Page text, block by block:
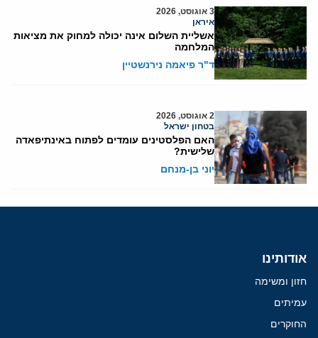
3 אוגוסט, 2026
איראן
אשליית השלום אינה יכולה למחוק את מציאות
המלחמה
ד"ר פיאמה נירנשטיין
2 אוגוסט, 2026
בטחון ישראל
האם הפלסטינים עומדים לפתוח באינתיפאדה
שלישית?
יוני בן-מנחם
אודותינו
חזון ומשימה
עמיתים
החוקרים